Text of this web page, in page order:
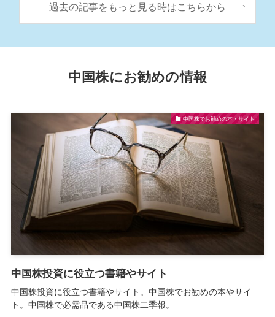
過去の記事をもっと見る時はこちらから
中国株にお勧めの情報
中国株でお勧めの本・サイト
中国株投資に役立つ書籍やサイト
中国株投資に役立つ書籍やサイト。中国株でお勧めの本やサイ
ト。中国株で必需品である中国株二季報。